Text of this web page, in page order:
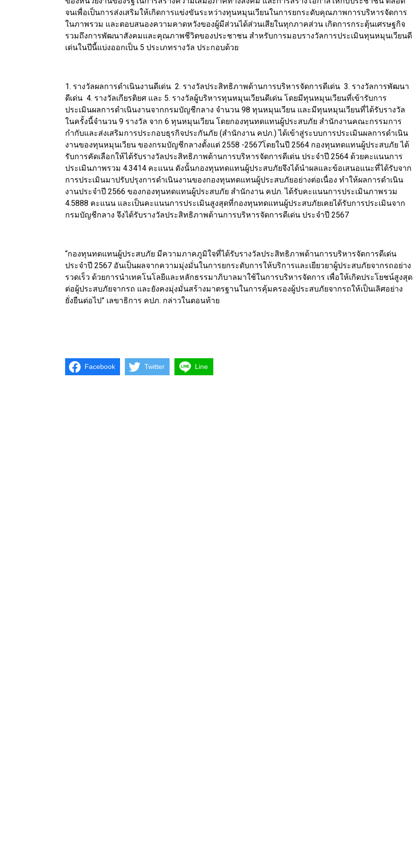
จนเพื่อเป็นการส่งเสริมให้เกิดการแข่งขันระหว่างทุนหมุนเวียนในการยกระดับคุณภาพการบริหารจัดการ
ในภาพรวม และตอบสนองความคาดหวังของผู้มีส่วนได้ส่วนเสียในทุกภาคส่วน เกิดการกระตุ้นเศรษฐกิจ
รวมถึงการพัฒนาสังคมและคุณภาพชีวิตของประชาชน สำหรับการมอบรางวัลการประเมินทุนหมุนเวียนดี
เด่นในปีนี้แบ่งออกเป็น 5 ประเภทรางวัล ประกอบด้วย
1. รางวัลผลการดำเนินงานดีเด่น 2. รางวัลประสิทธิภาพด้านการบริหารจัดการดีเด่น 3. รางวัลการพัฒนา
ดีเด่น 4. รางวัลเกียรติยศ และ 5. รางวัลผู้บริหารทุนหมุนเวียนดีเด่น โดยมีทุนหมุนเวียนที่เข้ารับการ
ประเมินผลการดำเนินงานจากกรมบัญชีกลาง จำนวน 98 ทุนหมุนเวียน และมีทุนหมุนเวียนที่ได้รับรางวัล
ในครั้งนี้จำนวน 9 รางวัล จาก 6 ทุนหมุนเวียน โดยกองทุนทดแทนผู้ประสบภัย สำนักงานคณะกรรมการ
กำกับและส่งเสริมการประกอบธุรกิจประกันภัย (สำนักงาน คปภ.) ได้เข้าสู่ระบบการประเมินผลการดำเนิน
งานของทุนหมุนเวียน ของกรมบัญชีกลางตั้งแต่ 2558 -2567โดยในปี 2564 กองทุนทดแทนผู้ประสบภัย ได้
รับการคัดเลือกให้ได้รับรางวัลประสิทธิภาพด้านการบริหารจัดการดีเด่น ประจำปี 2564 ด้วยคะแนนการ
ประเมินภาพรวม 4.3414 คะแนน ดังนั้นกองทุนทดแทนผู้ประสบภัยจึงได้นำผลและข้อเสนอแนะที่ได้รับจาก
การประเมินมาปรับปรุงการดำเนินงานของกองทุนทดแทนผู้ประสบภัยอย่างต่อเนื่อง ทำให้ผลการดำเนิน
งานประจำปี 2566 ของกองทุนทดแทนผู้ประสบภัย สำนักงาน คปภ. ได้รับคะแนนการประเมินภาพรวม
4.5888 คะแนน และเป็นคะแนนการประเมินสูงสุดที่กองทุนทดแทนผู้ประสบภัยเคยได้รับการประเมินจาก
กรมบัญชีกลาง จึงได้รับรางวัลประสิทธิภาพด้านการบริหารจัดการดีเด่น ประจำปี 2567
“กองทุนทดแทนผู้ประสบภัย มีความภาคภูมิใจที่ได้รับรางวัลประสิทธิภาพด้านการบริหารจัดการดีเด่น
ประจำปี 2567 อันเป็นผลจากความมุ่งมั่นในการยกระดับการให้บริการและเยียวยาผู้ประสบภัยจากรถอย่าง
รวดเร็ว ด้วยการนำเทคโนโลยีและหลักธรรมาภิบาลมาใช้ในการบริหารจัดการ เพื่อให้เกิดประโยชน์สูงสุด
ต่อผู้ประสบภัยจากรถ และยังคงมุ่งมั่นสร้างมาตรฐานในการคุ้มครองผู้ประสบภัยจากรถให้เป็นเลิศอย่าง
ยั่งยืนต่อไป” เลขาธิการ คปภ. กล่าวในตอนท้าย
Facebook Twitter Line